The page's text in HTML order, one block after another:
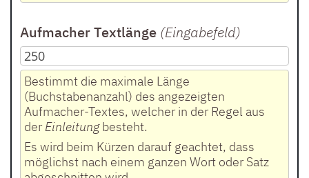
Aufmacher Textlänge (Eingabefeld)
Bestimmt die maximale Länge
(Buchstabenanzahl) des angezeigten
Aufmacher-Textes, welcher in der Regel aus
derEinleitungbesteht.
Es wird beim Kürzen darauf geachtet, dass
möglichst nach einem ganzen Wort oder Satz